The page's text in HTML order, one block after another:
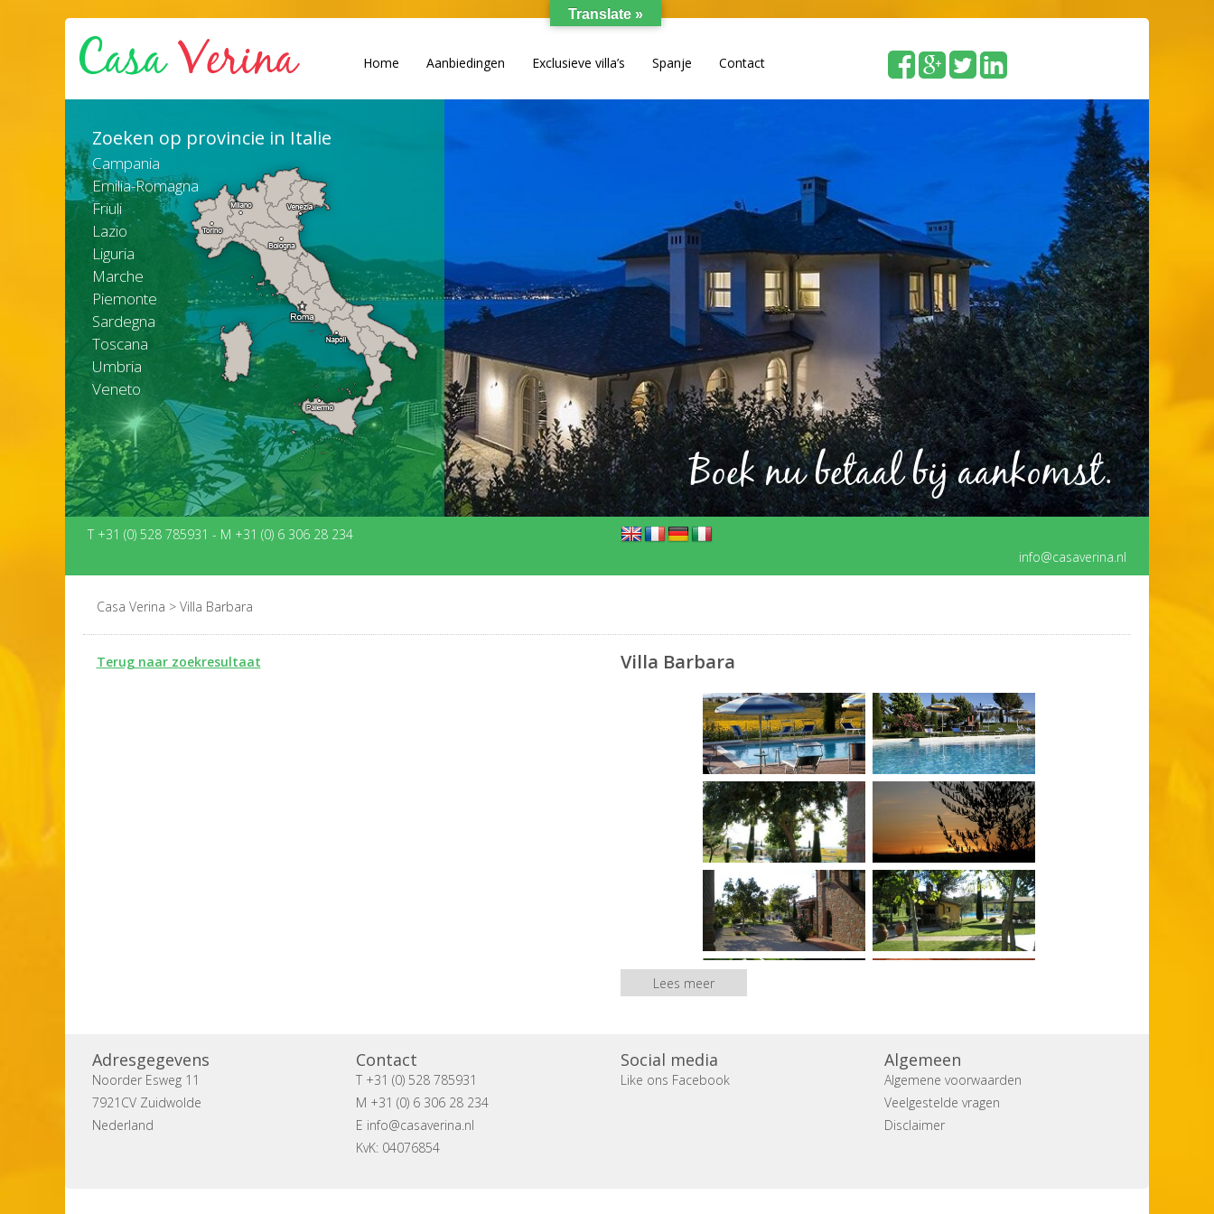
Home Aanbiedingen Exclusieve villa’s Spanje Contact
Zoeken op provincie in Italie
Campania
Emilia-Romagna
Friuli
Lazio
Liguria
Marche
Piemonte
Sardegna
Toscana
Umbria
Veneto
Boek nu betaal bij aankomst.
T +31 (0) 528 785931 - M +31 (0) 6 306 28 234
info@casaverina.nl
Casa Verina > Villa Barbara
Terug naar zoekresultaat Villa Barbara
Lees meer
Adresgegevens
Noorder Esweg 11
7921CV Zuidwolde
Nederland
Contact
T +31 (0) 528 785931
M +31 (0) 6 306 28 234
E info@casaverina.nl
KvK: 04076854
Social media
Like ons Facebook
Algemeen
Algemene voorwaarden
Veelgestelde vragen
Disclaimer
Translate »